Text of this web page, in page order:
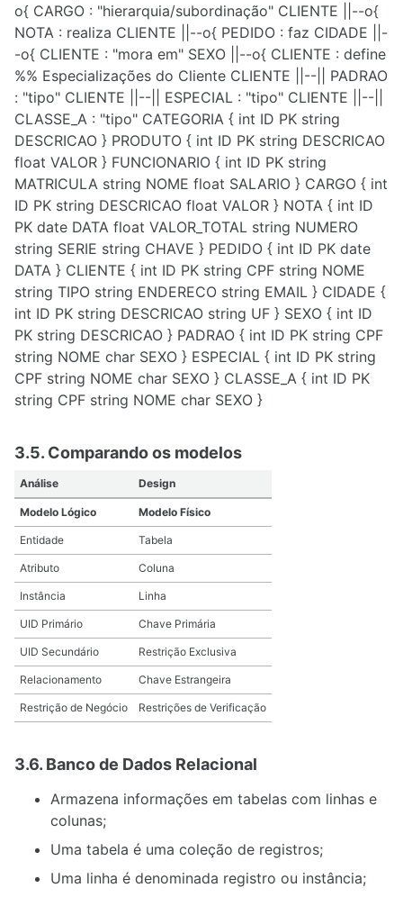
o{ CARGO : "hierarquia/subordinação" CLIENTE ||--o{
NOTA : realiza CLIENTE ||--o{ PEDIDO : faz CIDADE ||-
-o{ CLIENTE : "mora em" SEXO ||--o{ CLIENTE : define
%% Especializações do Cliente CLIENTE ||--|| PADRAO
: "tipo" CLIENTE ||--|| ESPECIAL : "tipo" CLIENTE ||--||
CLASSE_A : "tipo" CATEGORIA { int ID PK string
DESCRICAO } PRODUTO { int ID PK string DESCRICAO
float VALOR } FUNCIONARIO { int ID PK string
MATRICULA string NOME float SALARIO } CARGO { int
ID PK string DESCRICAO float VALOR } NOTA { int ID
PK date DATA float VALOR_TOTAL string NUMERO
string SERIE string CHAVE } PEDIDO { int ID PK date
DATA } CLIENTE { int ID PK string CPF string NOME
string TIPO string ENDERECO string EMAIL } CIDADE {
int ID PK string DESCRICAO string UF } SEXO { int ID
PK string DESCRICAO } PADRAO { int ID PK string CPF
string NOME char SEXO } ESPECIAL { int ID PK string
CPF string NOME char SEXO } CLASSE_A { int ID PK
string CPF string NOME char SEXO }
3.5. Comparando os modelos
Análise Design
Modelo Lógico Modelo Físico
Entidade Tabela
Atributo Coluna
Instância Linha
UID Primário Chave Primária
UID Secundário Restrição Exclusiva
Relacionamento Chave Estrangeira
Restrição de Negócio Restrições de Verificação
3.6. Banco de Dados Relacional
Armazena informações em tabelas com linhas e
colunas;
Uma tabela é uma coleção de registros;
Uma linha é denominada registro ou instância;